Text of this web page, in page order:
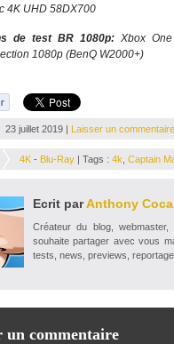
4K UHD 58DX700
de test BR 1080p: Xbox
1080p (BenQ W2000+)
23 juillet 2019 | Laisser un commentaire
4K - Blu-Ray | Tags : 4k Captain
Ecrit parAnthony
Créateur du blog,
souhaite partager avec vous
tests, news, previews,
un commentaire